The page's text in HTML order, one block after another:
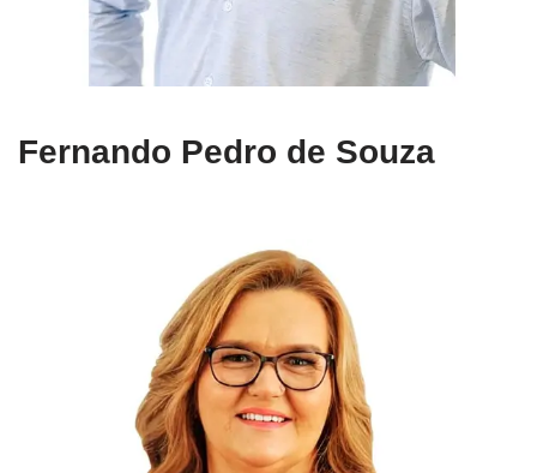
Fernando Pedro de Souza